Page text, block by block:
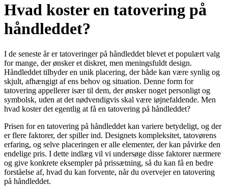
Hvad koster en tatovering på
håndleddet?
I de seneste år er tatoveringer på håndleddet blevet et populært valg
for mange, der ønsker et diskret, men meningsfuldt design.
Håndleddet tilbyder en unik placering, der både kan være synlig og
skjult, afhængigt af ens behov og situation. Denne form for
tatovering appellerer især til dem, der ønsker noget personligt og
symbolsk, uden at det nødvendigvis skal være iøjnefaldende. Men
hvad koster det egentlig at få en tatovering på håndleddet?
Prisen for en tatovering på håndleddet kan variere betydeligt, og der
er flere faktorer, der spiller ind. Designets kompleksitet, tatovørens
erfaring, og selve placeringen er alle elementer, der kan påvirke den
endelige pris. I dette indlæg vil vi undersøge disse faktorer nærmere
og give konkrete eksempler på prissætning, så du kan få en bedre
forståelse af, hvad du kan forvente, når du overvejer en tatovering
på håndleddet.